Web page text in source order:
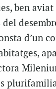
ben
d’un